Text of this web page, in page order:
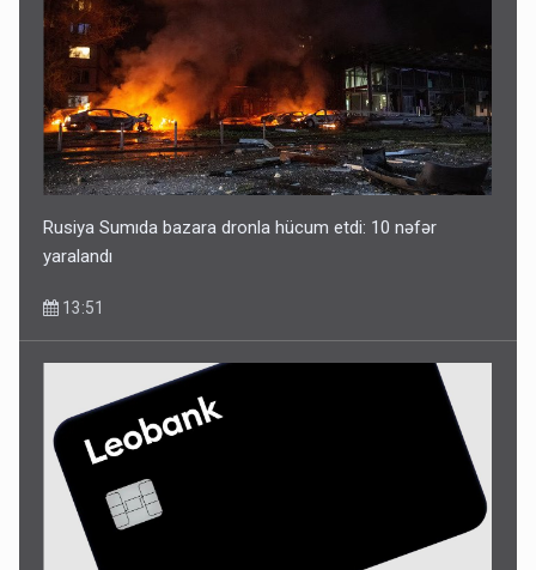
Rusiya Sumıda bazara dronla hücum etdi: 10 nəfər
yaralandı
13:51